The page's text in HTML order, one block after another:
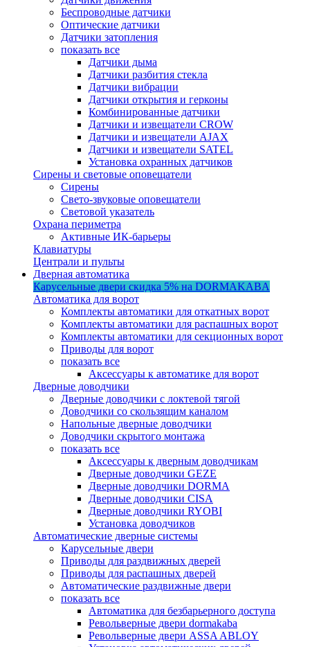
Беспроводные датчики
Оптические датчики
Датчики затопления
показать все
Датчики дыма
Датчики разбития стекла
Датчики вибрации
Датчики открытия и герконы
Комбинированные датчики
Датчики и извещатели CROW
Датчики и извещатели AJAX
Датчики и извещатели SATEL
Установка охранных датчиков
Сирены и световые оповещатели
Сирены
Свето-звуковые оповещатели
Световой указатель
Охрана периметра
Активные ИК-барьеры
Клавиатуры
Централи и пульты
Дверная автоматика
Карусельные двери скидка 5% на DORMAKABA
Автоматика для ворот
Комплекты автоматики для откатных ворот
Комплекты автоматики для распашных ворот
Комплекты автоматики для секционных ворот
Приводы для ворот
показать все
Аксессуары к автоматике для ворот
Дверные доводчики
Дверные доводчики с локтевой тягой
Доводчики со скользящим каналом
Напольные дверные доводчики
Доводчики скрытого монтажа
показать все
Аксессуары к дверным доводчикам
Дверные доводчики GEZE
Дверные доводчики DORMA
Дверные доводчики CISA
Дверные доводчики RYOBI
Установка доводчиков
Автоматические дверные системы
Карусельные двери
Приводы для раздвижных дверей
Приводы для распашных дверей
Автоматические раздвижные двери
показать все
Автоматика для безбарьерного доступа
Револьверные двери dormakaba
Револьверные двери ASSA ABLOY